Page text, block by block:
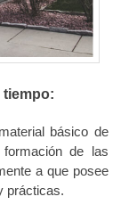
tiempo:
básico de
de las
a que posee
prácticas.